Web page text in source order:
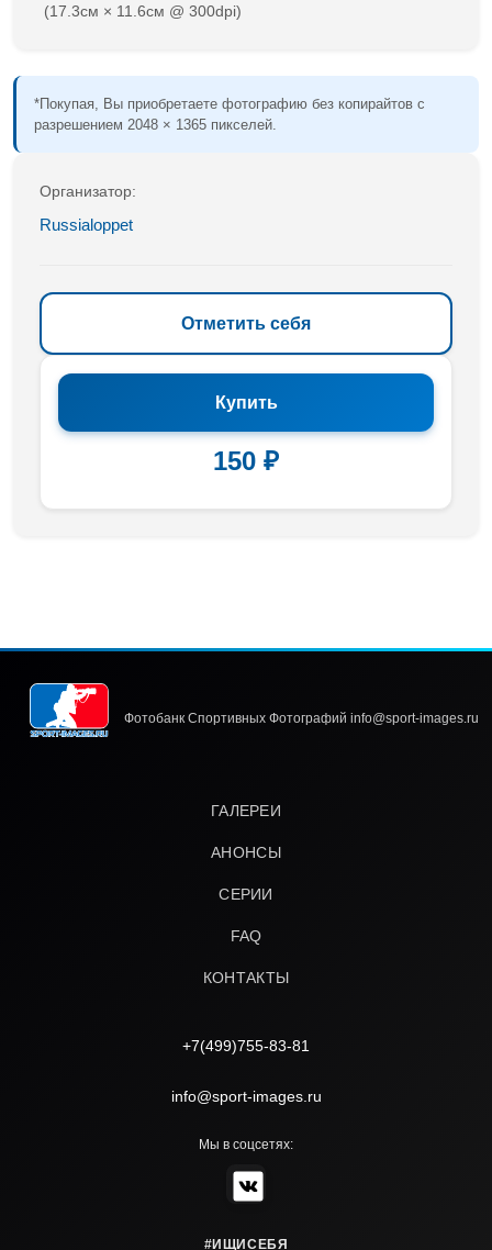
(17.3см × 11.6см @ 300dpi)
*Покупая, Вы приобретаете фотографию без копирайтов с
разрешением 2048 × 1365 пикселей.
Организатор:
Russialoppet
Отметить себя
Купить
150 ₽
Фотобанк Спортивных Фотографий info@sport-images.ru
ГАЛЕРЕИ
АНОНСЫ
СЕРИИ
FAQ
КОНТАКТЫ
+7(499)755-83-81
info@sport-images.ru
Мы в соцсетях:
#ИЩИСЕБЯ